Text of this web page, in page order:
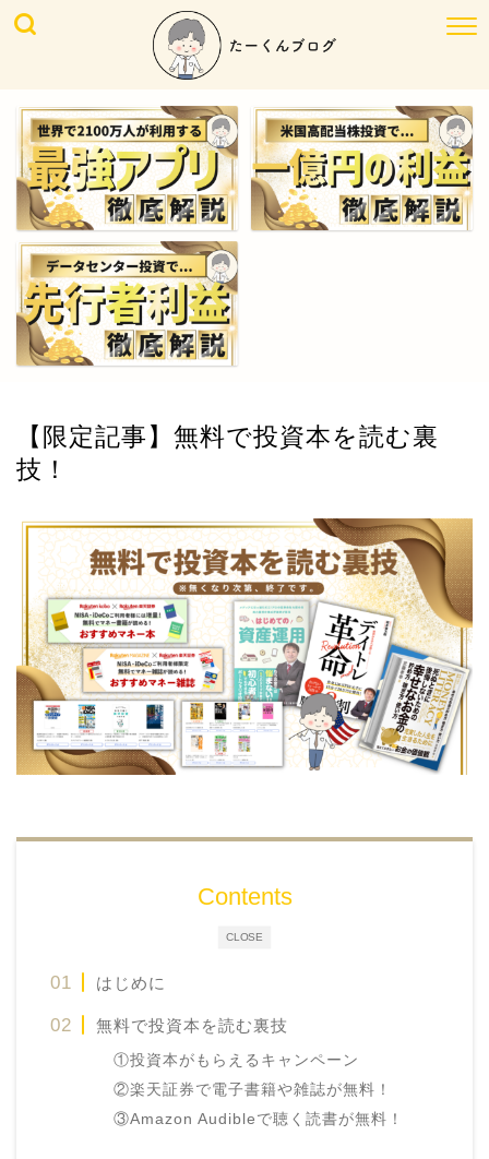
【限定記事】無料で投資本を読む裏
技！
CLOSE
Contents
はじめに
無料で投資本を読む裏技
①投資本がもらえるキャンペーン
②楽天証券で電子書籍や雑誌が無料！
③Amazon Audibleで聴く読書が無料！